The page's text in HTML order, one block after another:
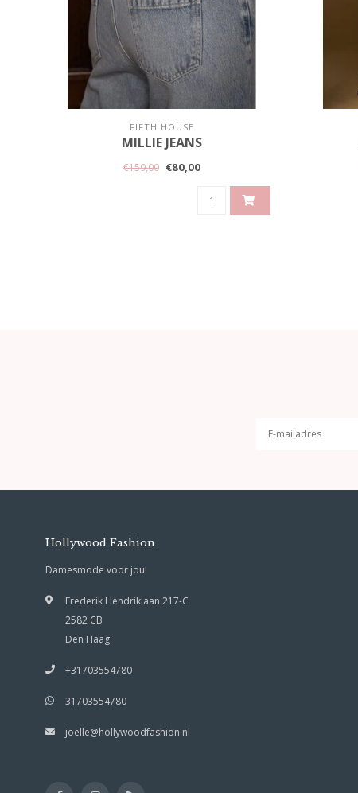
FIFTH HOUSE
MILLIE JEANS
€159,00 €80,00
Hollywood Fashion
Damesmode voor jou!
Frederik Hendriklaan 217-C
2582 CB
Den Haag
+31703554780
31703554780
joelle@hollywoodfashion.nl